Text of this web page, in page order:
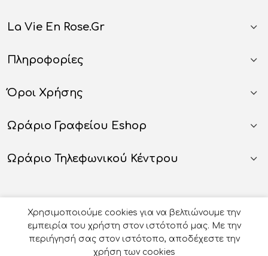
La Vie En Rose.gr
Πληροφορίες
Όροι Χρήσης
Ωράριο Γραφείου Eshop
Ωράριο Τηλεφωνικού Κέντρου
Χρησιμοποιούμε cookies για να βελτιώνουμε την
εμπειρία του χρήστη στον ιστότοπό μας. Με την
περιήγησή σας στον ιστότοπο, αποδέχεστε την
χρήση των cookies